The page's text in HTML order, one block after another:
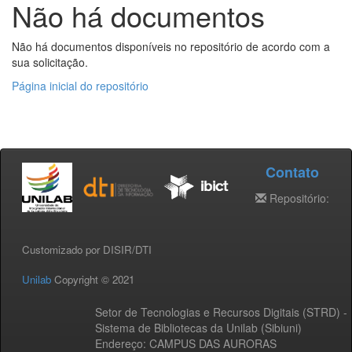
Não há documentos
Não há documentos disponíveis no repositório de acordo com a
sua solicitação.
Página inicial do repositório
Customizado por DISIR/DTI
Unilab Copyright © 2021
Setor de Tecnologias e Recursos Digitais (STRD) -
Sistema de Bibliotecas da Unilab (Sibiuni)
Endereço: CAMPUS DAS AURORAS
Contato
Repositório: